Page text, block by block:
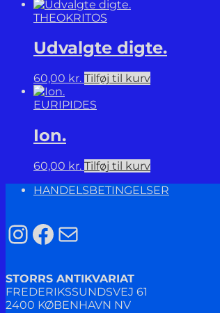
THEOKRITOS
Udvalgte digte.
60,00 kr. Tilføj til kurv
EURIPIDES
Ion.
60,00 kr. Tilføj til kurv
HANDELSBETINGELSER
Instagram
Facebook
Mail
STORRS ANTIKVARIAT
FREDERIKSSUNDSVEJ 61
2400 KØBENHAVN NV